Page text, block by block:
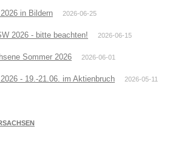
in Bildern 2026-06-25
2026 - bitte beachten! 2026-06-15
Sommer 2026 2026-06-01
- 19.-21.06. im Aktienbruch 2026-05-11